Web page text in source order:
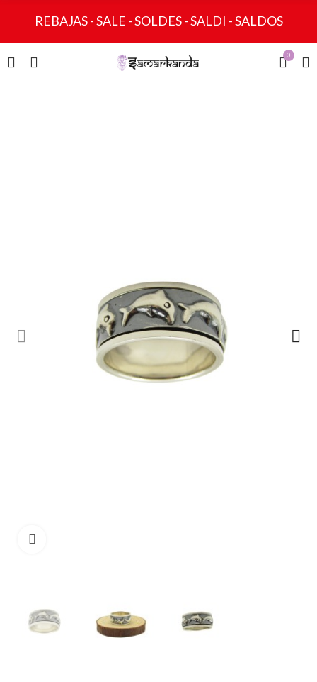
REBAJAS - SALE - SOLDES - SALDI - SALDOS
0